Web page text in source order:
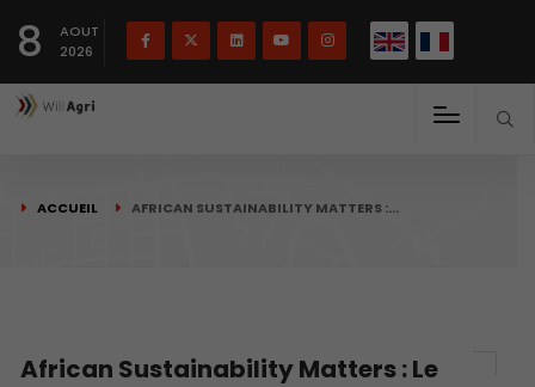
8
AOUT
2026
ACCUEIL AFRICAN SUSTAINABILITY MATTERS :…
African Sustainability Matters : Le
Français English(English)